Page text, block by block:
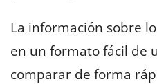
La información sobre
en un formato fácil de
comparar de forma